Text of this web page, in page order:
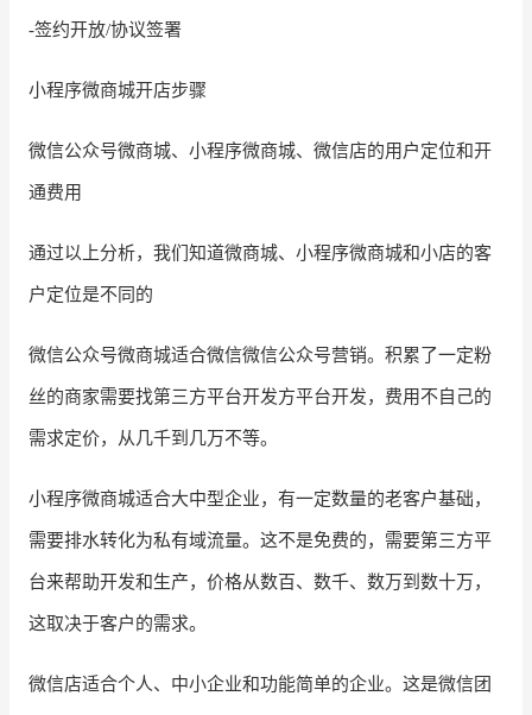
-签约开放/协议签署
小程序微商城开店步骤
微信公众号微商城、小程序微商城、微信店的用户定位和开
通费用
通过以上分析，我们知道微商城、小程序微商城和小店的客
户定位是不同的
微信公众号微商城适合微信微信公众号营销。积累了一定粉
丝的商家需要找第三方平台开发方平台开发，费用不自己的
需求定价，从几千到几万不等。
小程序微商城适合大中型企业，有一定数量的老客户基础，
需要排水转化为私有域流量。这不是免费的，需要第三方平
台来帮助开发和生产，价格从数百、数千、数万到数十万，
这取决于客户的需求。
微信店适合个人、中小企业和功能简单的企业。这是微信团